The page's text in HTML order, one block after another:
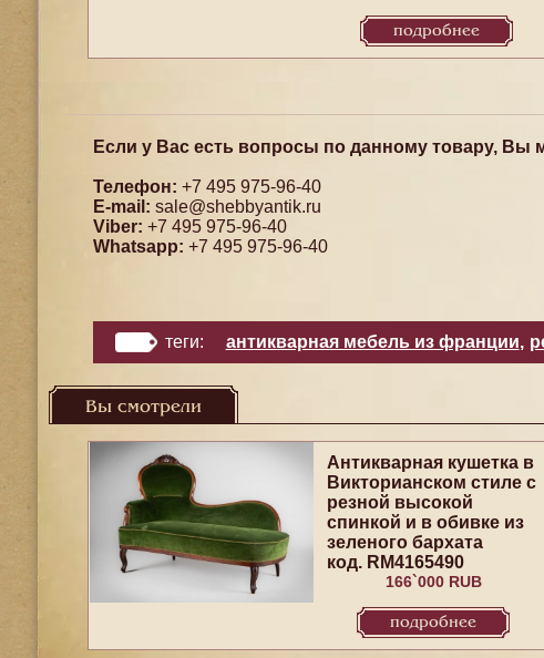
подробнее
Если у Вас есть вопросы по данному товару,
Телефон: +7 495 975-96-40
E-mail: sale@shebbyantik.ru
Viber: +7 495 975-96-40
Whatsapp: +7 495 975-96-40
теги: антикварная мебель из франции,
Вы смотрели
Антикварная кушетка в
Викторианском стиле с
резной высокой
спинкой и в обивке из
зеленого бархата
код. RM4165490
166`000 RUB
подробнее